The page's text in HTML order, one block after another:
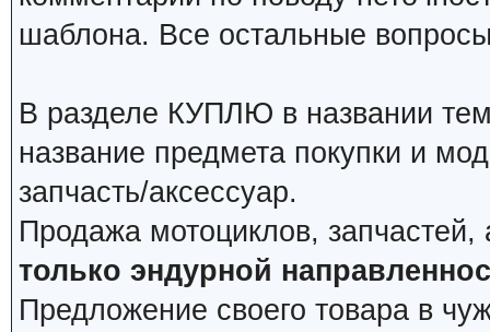
шаблона. Все остальные
В разделе КУПЛЮ в названии
название предмета покупки и
запчасть/аксессуар.
Продажа мотоциклов, запчастей,
только эндурной
Предложение своего товара в